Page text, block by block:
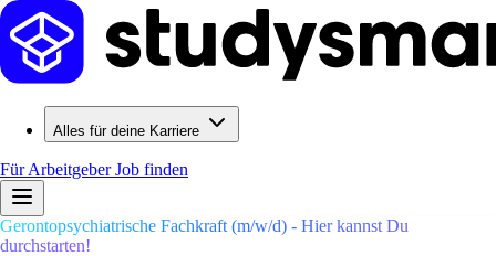
Alles für deine Karriere
Für ArbeitgeberJob finden
Gerontopsychiatrische Fachkraft (m/w/d) - Hier kannst Du
durchstarten!